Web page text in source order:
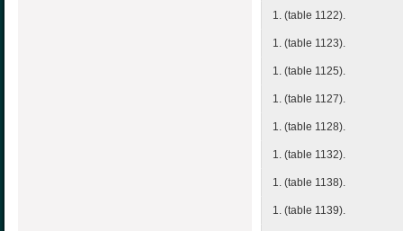
1. (table 1122).
1. (table 1123).
1. (table 1125).
1. (table 1127).
1. (table 1128).
1. (table 1132).
1. (table 1138).
1. (table 1139).